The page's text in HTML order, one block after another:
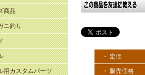
商品
ニ釣り
用カスタムパーツ
・ 定価
・ 販売価格